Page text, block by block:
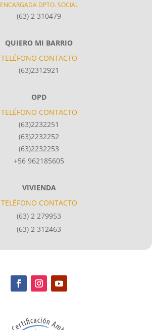
ENCARGADA DPTO. SOCIAL
(63) 2 310479
QUIERO MI BARRIO
TELÉFONO CONTACTO
(63)2312921
OPD
TELÉFONO CONTACTO
(63)2232251
(63)2232252
(63)2232253
+56 962185605
VIVIENDA
TELÉFONO CONTACTO
(63) 2 279953
(63) 2 312463